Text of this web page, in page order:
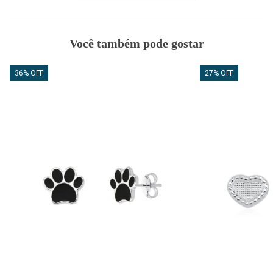
Você também pode gostar
36% OFF 27% OFF